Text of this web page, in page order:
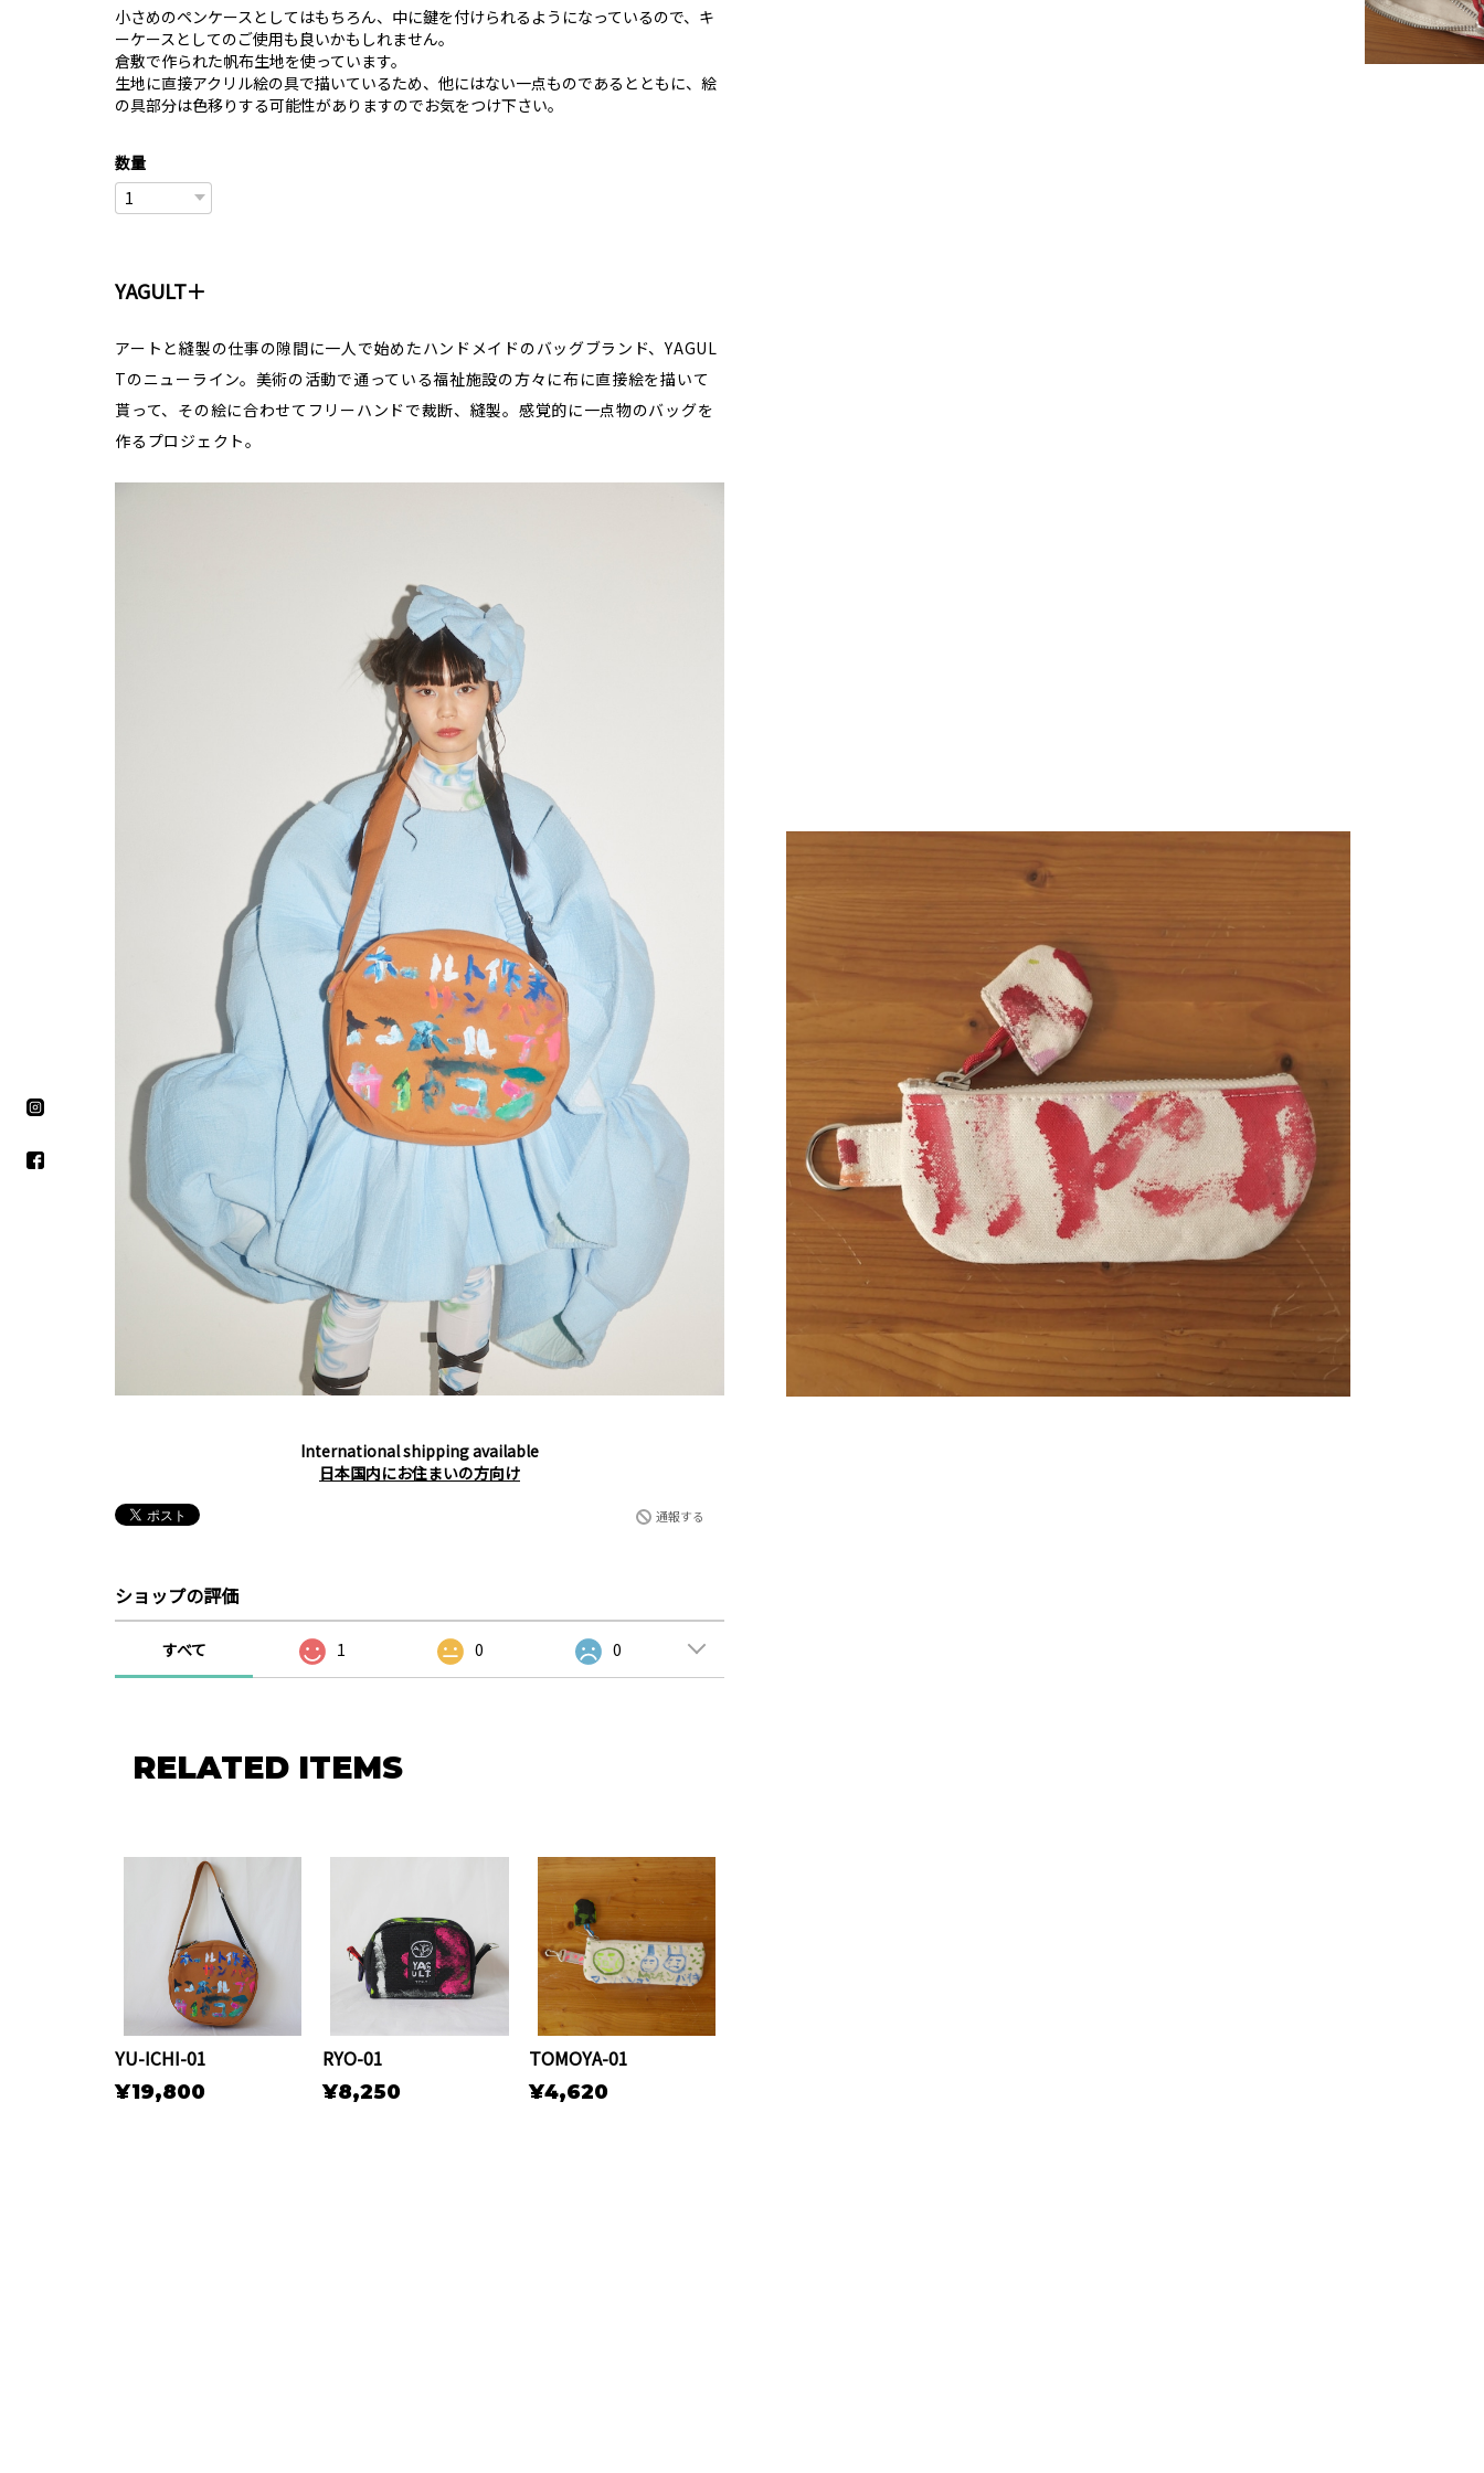
小さめのペンケースとしてはもちろん、中に鍵を付けられるようになっているので、キ
ーケースとしてのご使用も良いかもしれません。
倉敷で作られた帆布生地を使っています。
生地に直接アクリル絵の具で描いているため、他にはない一点ものであるとともに、絵
の具部分は色移りする可能性がありますのでお気をつけ下さい。
数量
YAGULT＋
アートと縫製の仕事の隙間に一人で始めたハンドメイドのバッグブランド、YAGUL
Tのニューライン。美術の活動で通っている福祉施設の方々に布に直接絵を描いて
貰って、その絵に合わせてフリーハンドで裁断、縫製。感覚的に一点物のバッグを
作るプロジェクト。
International shipping available
日本国内にお住まいの方向け
通報する
ショップの評価
すべて 1 0 0
RELATED ITEMS
YU-ICHI-01
¥19,800
RYO-01
¥8,250
TOMOYA-01
¥4,620